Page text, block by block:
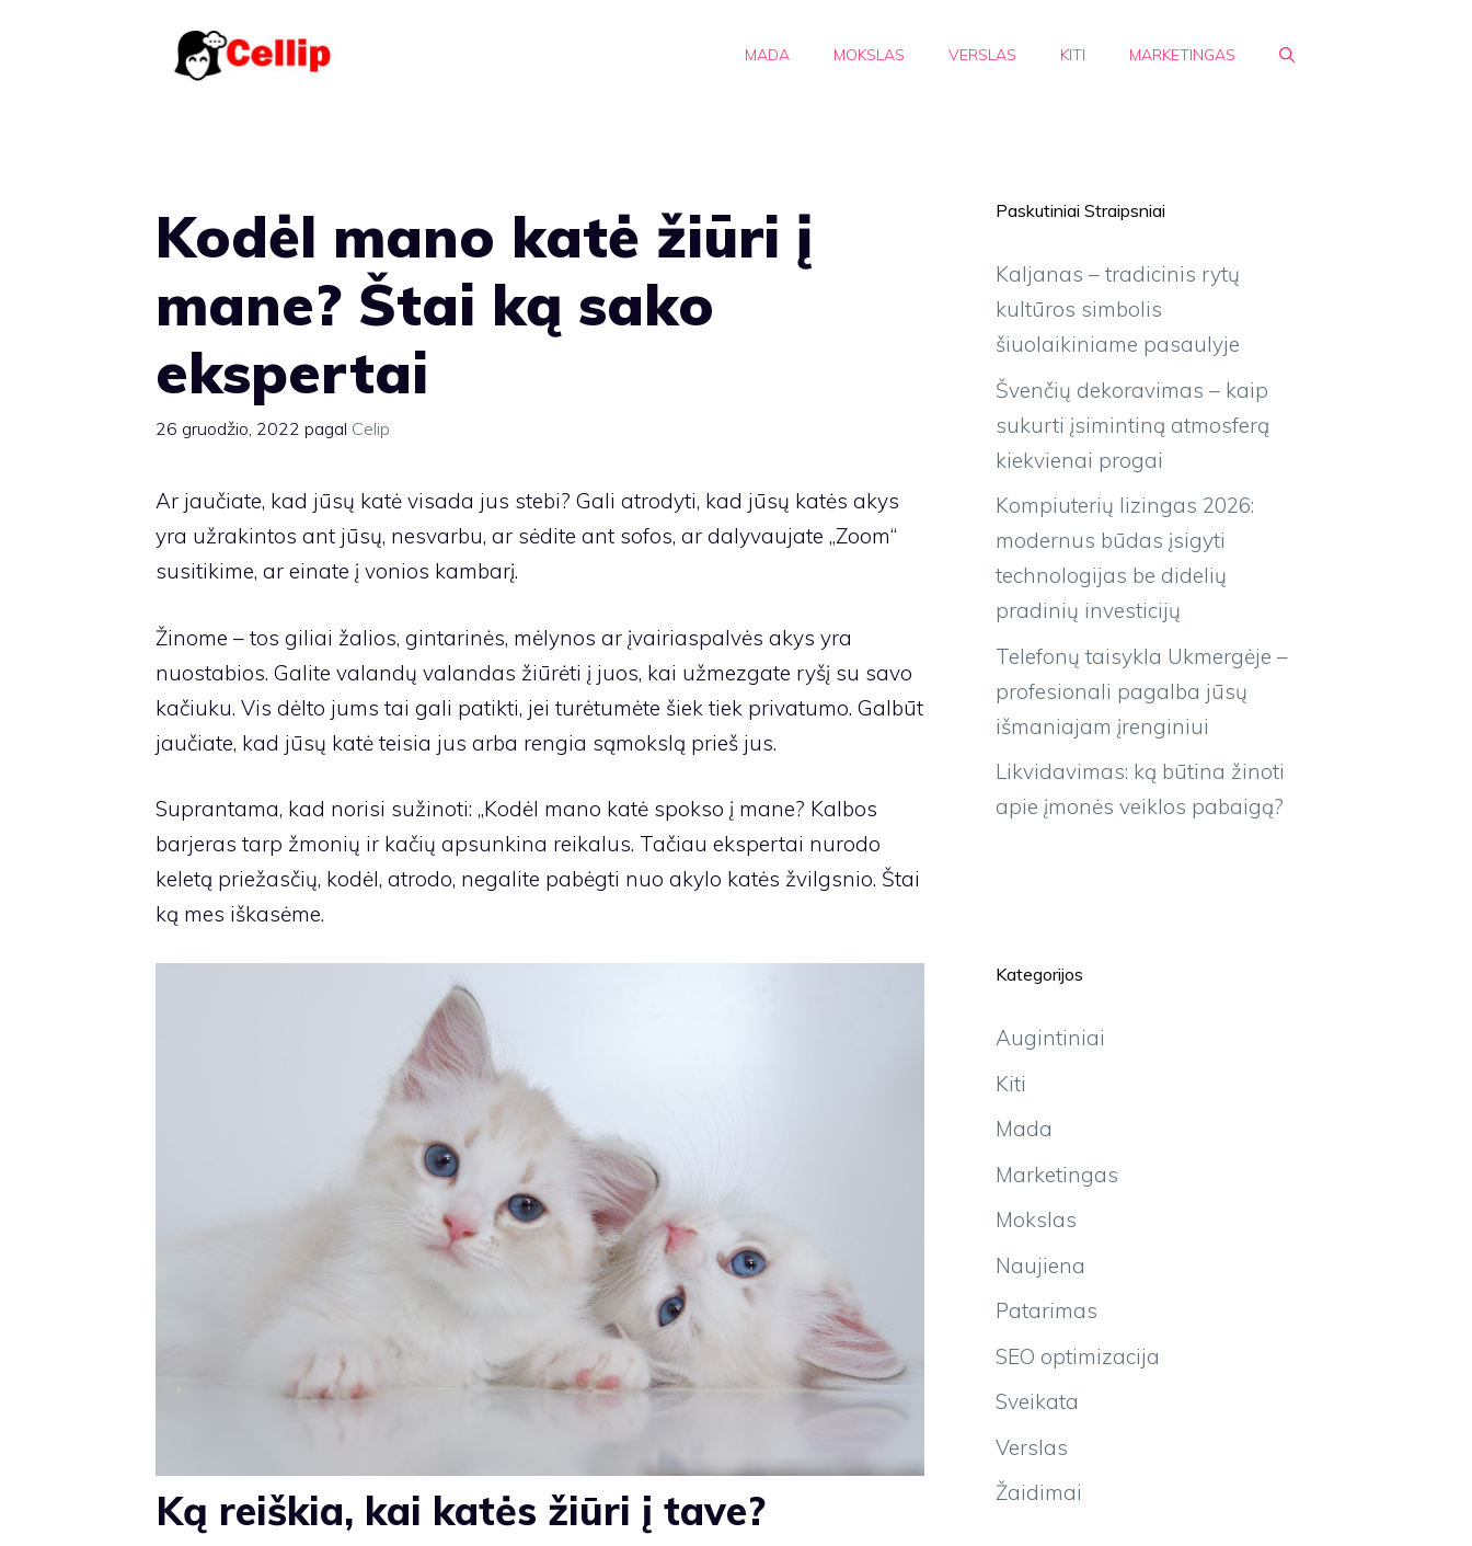
MADA MOKSLAS VERSLAS KITI MARKETINGAS
Kodėl mano katė žiūri į
mane? Štai ką sako
ekspertai
26 gruodžio, 2022 pagal Celip
Ar jaučiate, kad jūsų katė visada jus stebi? Gali atrodyti, kad jūsų katės akys
yra užrakintos ant jūsų, nesvarbu, ar sėdite ant sofos, ar dalyvaujate „Zoom“
susitikime, ar einate į vonios kambarį.
Žinome – tos giliai žalios, gintarinės, mėlynos ar įvairiaspalvės akys yra
nuostabios. Galite valandų valandas žiūrėti į juos, kai užmezgate ryšį su savo
kačiuku. Vis dėlto jums tai gali patikti, jei turėtumėte šiek tiek privatumo. Galbūt
jaučiate, kad jūsų katė teisia jus arba rengia sąmokslą prieš jus.
Suprantama, kad norisi sužinoti: „Kodėl mano katė spokso į mane? Kalbos
barjeras tarp žmonių ir kačių apsunkina reikalus. Tačiau ekspertai nurodo
keletą priežasčių, kodėl, atrodo, negalite pabėgti nuo akylo katės žvilgsnio. Štai
ką mes iškasėme.
Ką reiškia, kai katės žiūri į tave?
Paskutiniai Straipsniai
Kaljanas – tradicinis rytų
kultūros simbolis
šiuolaikiniame pasaulyje
Švenčių dekoravimas – kaip
sukurti įsimintiną atmosferą
kiekvienai progai
Kompiuterių lizingas 2026:
modernus būdas įsigyti
technologijas be didelių
pradinių investicijų
Telefonų taisykla Ukmergėje –
profesionali pagalba jūsų
išmaniajam įrenginiui
Likvidavimas: ką būtina žinoti
apie įmonės veiklos pabaigą?
Kategorijos
Augintiniai
Kiti
Mada
Marketingas
Mokslas
Naujiena
Patarimas
SEO optimizacija
Sveikata
Verslas
Žaidimai